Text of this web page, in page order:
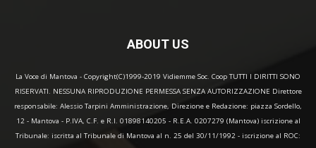
ABOUT US
La Voce di Mantova - Copyright(C)1999-2019 Vidiemme Soc. Coop TUTTI I DIRITTI SONO
RISERVATI. NESSUNA RIPRODUZIONE PERMESSA SENZA AUTORIZZAZIONE Direttore
responsabile: Alessio Tarpini Amministrazione, Direzione e Redazione: piazza Sordello,
12 - Mantova - P.IVA, C.F. e R.I. 01898140205 - R.E.A. 0207279 (Mantova) iscrizione al
Tribunale: iscritta al Tribunale di Mantova al n. 25 del 30/11/1992 - iscrizione al ROC: